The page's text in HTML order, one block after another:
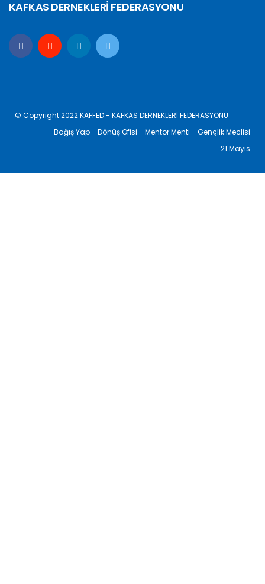
KAFKAS DERNEKLERİ FEDERASYONU
© Copyright 2022 KAFFED - KAFKAS DERNEKLERİ FEDERASYONU
Bağış Yap
Dönüş Ofisi Mentor Menti
Gençlik Meclisi
21 Mayıs